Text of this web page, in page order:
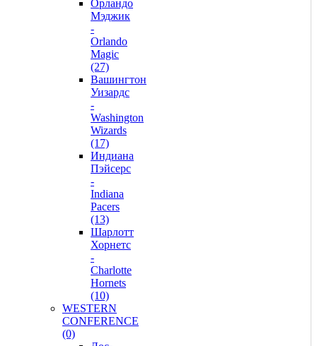
Орландо
Мэджик
-
Orlando
Magic
(27)
Вашингтон
Уизардс
-
Washington
Wizards
(17)
Индиана
Пэйсерс
-
Indiana
Pacers
(13)
Шарлотт
Хорнетс
-
Charlotte
Hornets
(10)
WESTERN
CONFERENCE
(0)